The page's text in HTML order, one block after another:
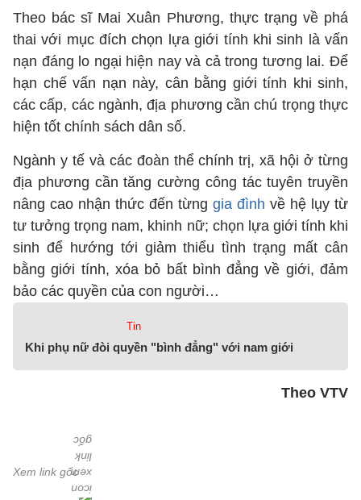
Theo bác sĩ Mai Xuân Phương, thực trạng về phá
thai với mục đích chọn lựa giới tính khi sinh là vấn
nạn đáng lo ngại hiện nay và cả trong tương lai. Để
hạn chế vấn nạn này, cân bằng giới tính khi sinh,
các cấp, các ngành, địa phương cần chú trọng thực
hiện tốt chính sách dân số.
Ngành y tế và các đoàn thể chính trị, xã hội ở từng
địa phương cần tăng cường công tác tuyên truyền
nâng cao nhận thức đến từng gia đình về hệ lụy từ
tư tưởng trọng nam, khinh nữ; chọn lựa giới tính khi
sinh để hướng tới giảm thiểu tình trạng mất cân
bằng giới tính, xóa bỏ bất bình đẳng về giới, đảm
bảo các quyền của con người…
Tin
Khi phụ nữ đòi quyền "bình đẳng" với nam giới
Theo VTV
Xem link gốc